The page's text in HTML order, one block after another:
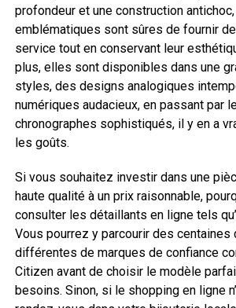
profondeur et une construction
emblématiques sont sûres de fournir
service tout en conservant leur
plus, elles sont disponibles dans une
styles, des designs analogiques
numériques audacieux, en passant par
chronographes sophistiqués, il y en a
les goûts.
Si vous souhaitez investir dans une
haute qualité à un prix raisonnable,
consulter les détaillants en ligne tels
Vous pourrez y parcourir des centaines
différentes de marques de confiance
Citizen avant de choisir le modèle
besoins. Sinon, si le shopping en ligne